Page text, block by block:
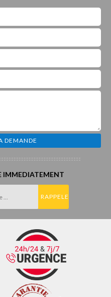
IMMEDIATEMENT